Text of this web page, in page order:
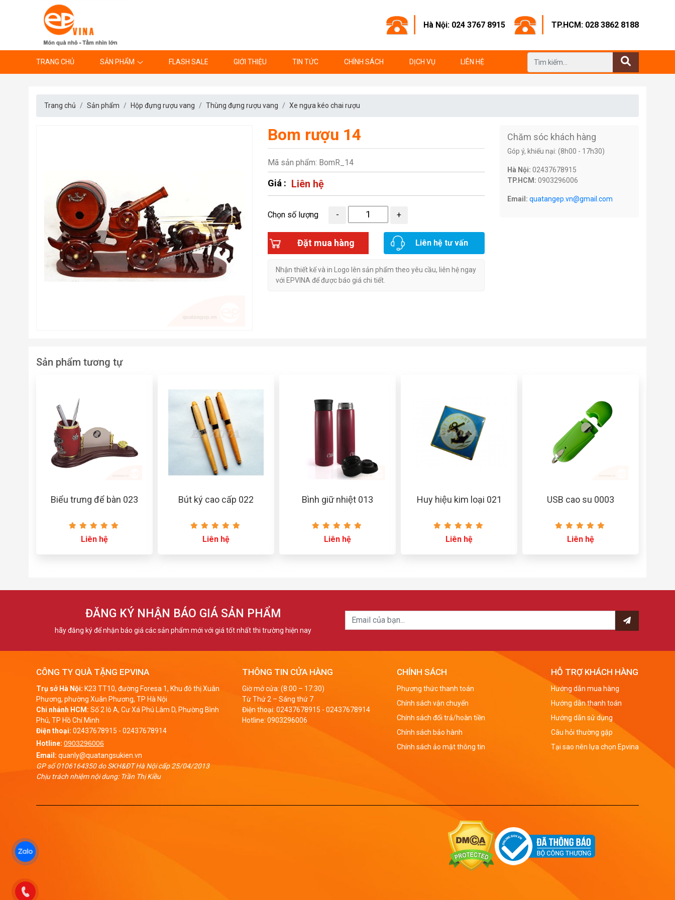
Hà Nội: 024 3767 8915 TP.HCM: 028 3862 8188
TRANG CHỦ SẢN PHẨM FLASH SALE GIỚI THIỆU TIN TỨC CHÍNH SÁCH DỊCH VỤ LIÊN HỆ
Trang chủ Sản phẩm Hộp đựng rượu vang Thùng đựng rượu vang Xe ngựa kéo chai rượu
Bom rượu 14
Mã sản phẩm: BomR_14
Giá : Liên hệ
Chọn số lượng
Đặt mua hàng Liên hệ tư vấn
Nhận thiết kế và in Logo lên sản phẩm theo yêu cầu, liên hệ ngay
với EPVINA để được báo giá chi tiết.
Chăm sóc khách hàng
Góp ý, khiếu nại: (8h00 - 17h30)
Hà Nội: 02437678915
TP.HCM: 0903296006
Email: quatangep.vn@gmail.com
Sản phẩm tương tự
Biểu trưng để bàn 023
Liên hệ
Bút ký cao cấp 022
Liên hệ
Bình giữ nhiệt 013
Liên hệ
Huy hiệu kim loại 021
Liên hệ
USB cao su 0003
Liên hệ
ĐĂNG KÝ NHẬN BÁO GIÁ SẢN PHẨM
hãy đăng ký để nhận báo giá các sản phẩm mới với giá tốt nhất thi trường hiện nay
CÔNG TY QUÀ TẶNG EPVINA
Trụ sở Hà Nội: K23 TT10, đường Foresa 1, Khu đô thị Xuân
Phương, phường Xuân Phương, TP Hà Nội
Chi nhánh HCM: Số 2 lô A, Cư Xá Phú Lâm D, Phường Bình
Phú, TP Hồ Chí Minh
Điện thoại: 02437678915 - 02437678914
Hotline: 0903296006
Email: quanly@quatangsukien.vn
GP số 0106164350 do SKH&ĐT Hà Nội cấp 25/04/2013
Chịu trách nhiệm nội dung: Trần Thị Kiều
THÔNG TIN CỬA HÀNG
Giờ mở cửa: (8:00 – 17:30)
Từ Thứ 2 – Sáng thứ 7
Điện thoại: 02437678915 - 02437678914
Hotline: 0903296006
CHÍNH SÁCH
Phương thức thanh toán
Chính sách vận chuyển
Chính sách đổi trả/hoàn tiền
Chính sách bảo hành
Chính sách ảo mật thông tin
HỖ TRỢ KHÁCH HÀNG
Hướng dẫn mua hàng
Hướng dẫn thanh toán
Hướng dẫn sử dụng
Câu hỏi thường gặp
Tại sao nên lựa chọn Epvina